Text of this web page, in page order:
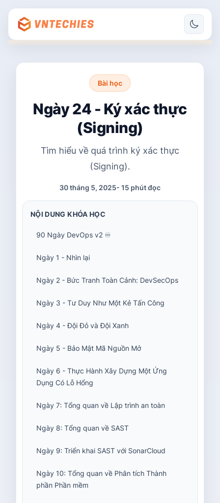
Bài học
Ngày 24 - Ký xác thực
(Signing)
Tìm hiểu về quá trình ký xác thực
(Signing).
30 tháng 5, 2025- 15 phút đọc
NỘI DUNG KHÓA HỌC
90 Ngày DevOps v2 ♾️
Ngày 1 - Nhìn lại
Ngày 2 - Bức Tranh Toàn Cảnh: DevSecOps
Ngày 3 - Tư Duy Như Một Kẻ Tấn Công
Ngày 4 - Đội Đỏ và Đội Xanh
Ngày 5 - Bảo Mật Mã Nguồn Mở
Ngày 6 - Thực Hành Xây Dựng Một Ứng
Dụng Có Lỗ Hổng
Ngày 7: Tổng quan về Lập trình an toàn
Ngày 8: Tổng quan về SAST
Ngày 9: Triển khai SAST với SonarCloud
Ngày 10: Tổng quan về Phân tích Thành
phần Phần mềm